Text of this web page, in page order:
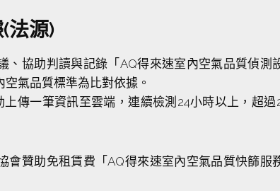
法源)
、協助判讀與記錄「AQ得來速室內空氣品質偵測
氣品質標準為比對依據。
傳一筆資訊至雲端，連續檢測24小時以上，超過
會贊助免租賃費「AQ得來速室內空氣品質快篩服